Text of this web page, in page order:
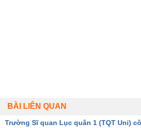
BÀI LIÊN QUAN
Trường Sĩ quan Lục quân 1 (TQT Uni)